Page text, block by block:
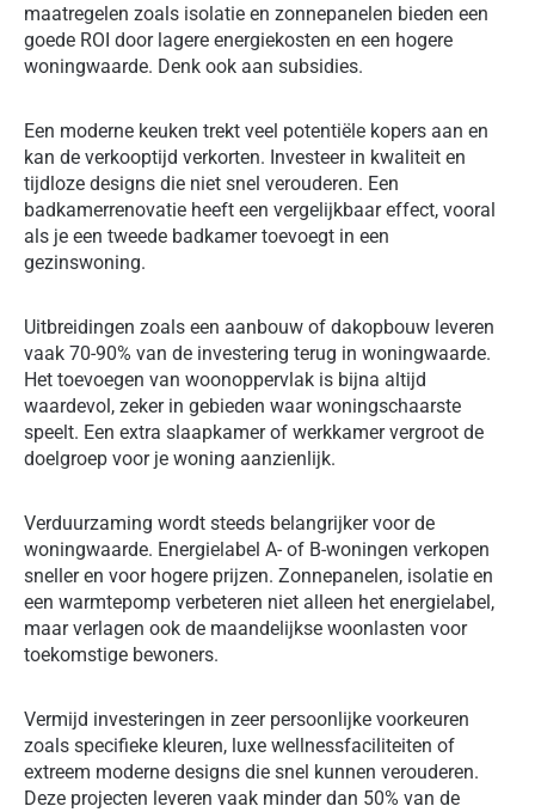
maatregelen zoals isolatie en zonnepanelen bieden een
goede ROI door lagere energiekosten en een hogere
woningwaarde. Denk ook aan subsidies.
Een moderne keuken trekt veel potentiële kopers aan en
kan de verkooptijd verkorten. Investeer in kwaliteit en
tijdloze designs die niet snel verouderen. Een
badkamerrenovatie heeft een vergelijkbaar effect, vooral
als je een tweede badkamer toevoegt in een
gezinswoning.
Uitbreidingen zoals een aanbouw of dakopbouw leveren
vaak 70-90% van de investering terug in woningwaarde.
Het toevoegen van woonoppervlak is bijna altijd
waardevol, zeker in gebieden waar woningschaarste
speelt. Een extra slaapkamer of werkkamer vergroot de
doelgroep voor je woning aanzienlijk.
Verduurzaming wordt steeds belangrijker voor de
woningwaarde. Energielabel A- of B-woningen verkopen
sneller en voor hogere prijzen. Zonnepanelen, isolatie en
een warmtepomp verbeteren niet alleen het energielabel,
maar verlagen ook de maandelijkse woonlasten voor
toekomstige bewoners.
Vermijd investeringen in zeer persoonlijke voorkeuren
zoals specifieke kleuren, luxe wellnessfaciliteiten of
extreem moderne designs die snel kunnen verouderen.
Deze projecten leveren vaak minder dan 50% van de